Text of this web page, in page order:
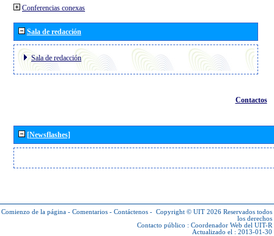
Conferencias conexas
Sala de redacción
Sala de redacción
Contactos
[Newsflashes]
Comienzo de la página - Comentarios - Contáctenos - Copyright © UIT 2026 Reservados todos
los derechos
Contacto público : Coordenador Web del UIT-R
Actualizado el : 2013-01-30